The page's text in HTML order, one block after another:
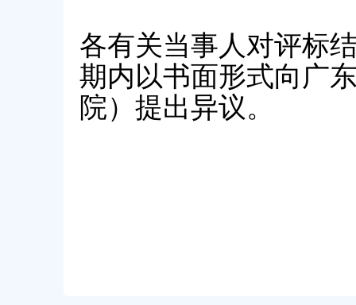
各有关当事人对评标
期内以书面形式向广
院）提出异议。